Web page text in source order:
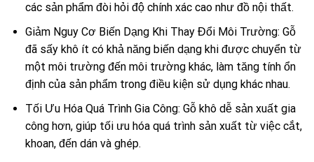
các sản phẩm đòi hỏi độ chính xác cao như đồ nội thất.
Giảm Nguy Cơ Biến Dạng Khi Thay Đổi Môi Trường: Gỗ
đã sấy khô ít có khả năng biến dạng khi được chuyển từ
một môi trường đến môi trường khác, làm tăng tính ổn
định của sản phẩm trong điều kiện sử dụng khác nhau.
Tối Ưu Hóa Quá Trình Gia Công: Gỗ khô dễ sản xuất gia
công hơn, giúp tối ưu hóa quá trình sản xuất từ việc cắt,
khoan, đến dán và ghép.